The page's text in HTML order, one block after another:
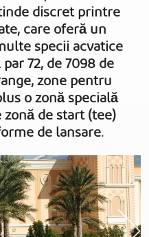
discret printre
care oferă un
specii acvatice
72, de 7098 de
zone pentru
o zonă specială
de start (tee)
de lansare.